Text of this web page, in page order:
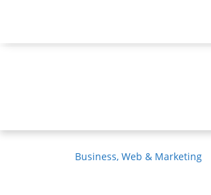
Business, Web & Marketing